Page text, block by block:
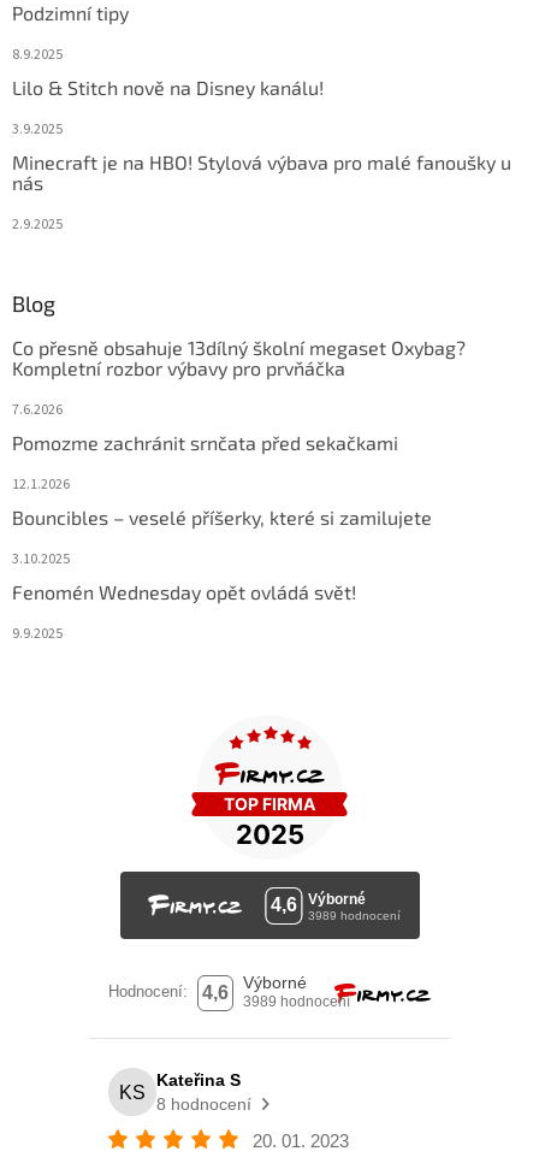
Podzimní tipy
8.9.2025
Lilo & Stitch nově na Disney kanálu!
3.9.2025
Minecraft je na HBO! Stylová výbava pro malé fanoušky u
nás
2.9.2025
Blog
Co přesně obsahuje 13dílný školní megaset Oxybag?
Kompletní rozbor výbavy pro prvňáčka
7.6.2026
Pomozme zachránit srnčata před sekačkami
12.1.2026
Bouncibles – veselé příšerky, které si zamilujete
3.10.2025
Fenomén Wednesday opět ovládá svět!
9.9.2025